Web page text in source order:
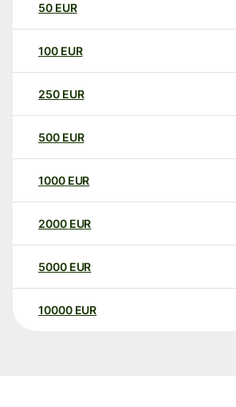
50 EUR
100 EUR
250 EUR
500 EUR
1000 EUR
2000 EUR
5000 EUR
10000 EUR